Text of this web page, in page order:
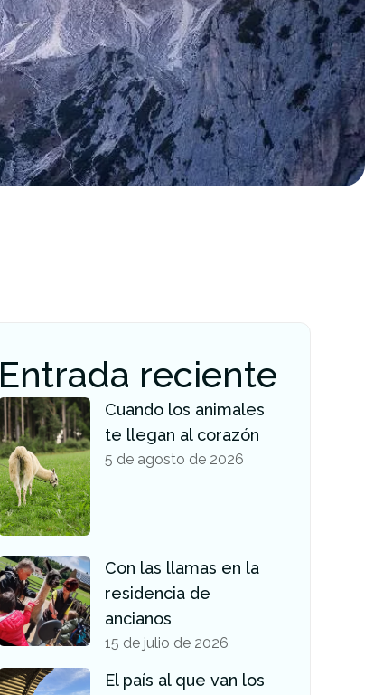
Entrada reciente
Cuando los animales
te llegan al corazón
5 de agosto de 2026
Con las llamas en la
residencia de
ancianos
15 de julio de 2026
El país al que van los